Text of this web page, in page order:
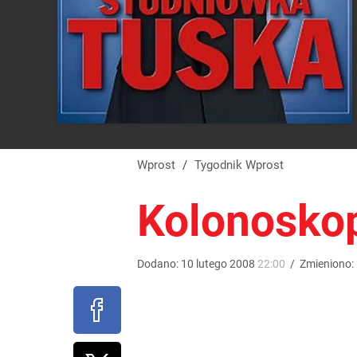
Wprost / Tygodnik Wprost
Dodano: 10 lutego2008 22:00 / Zmieniono: